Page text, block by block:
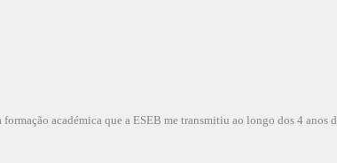
académica que a ESEB me transmitiu ao longo dos 4 anos